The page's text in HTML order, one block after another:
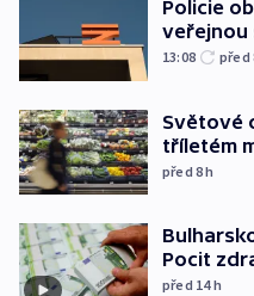
Policie
veřejnou
13:08 před
Světové
tříletém
před 8h
Pocit
před 14h